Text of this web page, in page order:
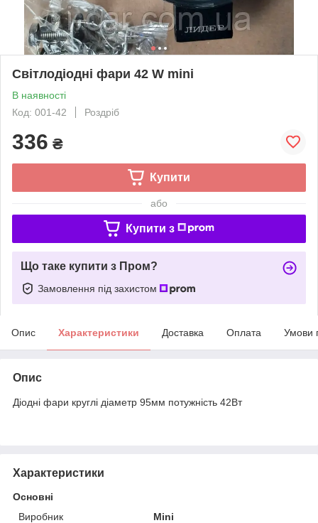
Світлодіодні фари 42 W mini
В наявності
Код: 001-42
Роздріб
336 ₴
Купити
або
Купити з
Що таке купити з Пром?
Замовлення під захистом
Опис Характеристики Доставка Оплата Умови
Опис
Діодні фари круглі діаметр 95мм потужність 42Вт
Характеристики
Основні
Виробник
Mini